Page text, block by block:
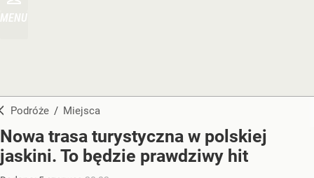
MENU
Podróże / Miejsca
Nowa trasa turystyczna w polskiej
jaskini. To będzie prawdziwy hit